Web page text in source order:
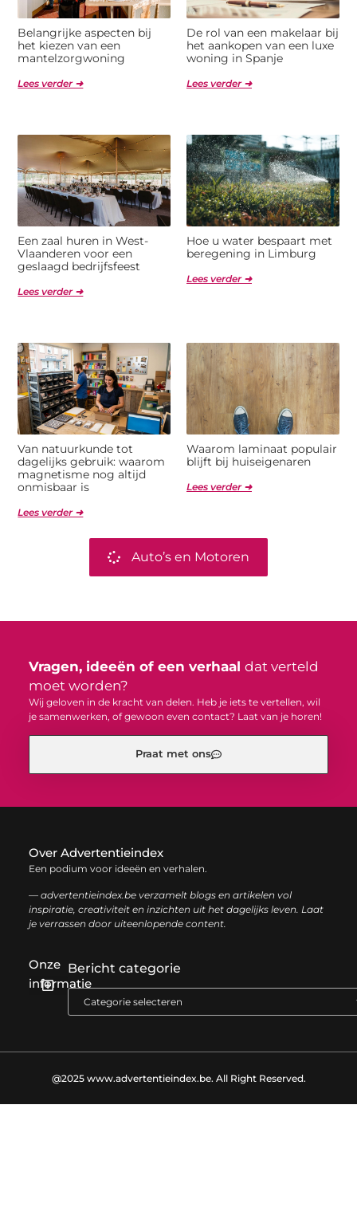
Belangrijke aspecten bij
het kiezen van een
mantelzorgwoning
Lees verder ➜
De rol van een makelaar bij
het aankopen van een luxe
woning in Spanje
Lees verder ➜
Een zaal huren in West-
Vlaanderen voor een
geslaagd bedrijfsfeest
Lees verder ➜
Hoe u water bespaart met
beregening in Limburg
Lees verder ➜
Van natuurkunde tot
dagelijks gebruik: waarom
magnetisme nog altijd
onmisbaar is
Lees verder ➜
Waarom laminaat populair
blijft bij huiseigenaren
Lees verder ➜
Auto’s en Motoren
Vragen, ideeën of een verhaal dat verteld
moet worden?
Wij geloven in de kracht van delen. Heb je iets te vertellen, wil
je samenwerken, of gewoon even contact? Laat van je horen!
Praat met ons
Over Advertentieindex
Een podium voor ideeën en verhalen.
— advertentieindex.be verzamelt blogs en artikelen vol
inspiratie, creativiteit en inzichten uit het dagelijks leven. Laat
je verrassen door uiteenlopende content.
Onze
informatie
Bericht categorie
@2025 www.advertentieindex.be. All Right Reserved.​